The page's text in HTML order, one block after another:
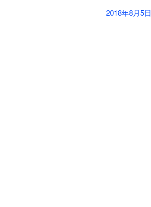
2018年8月5日